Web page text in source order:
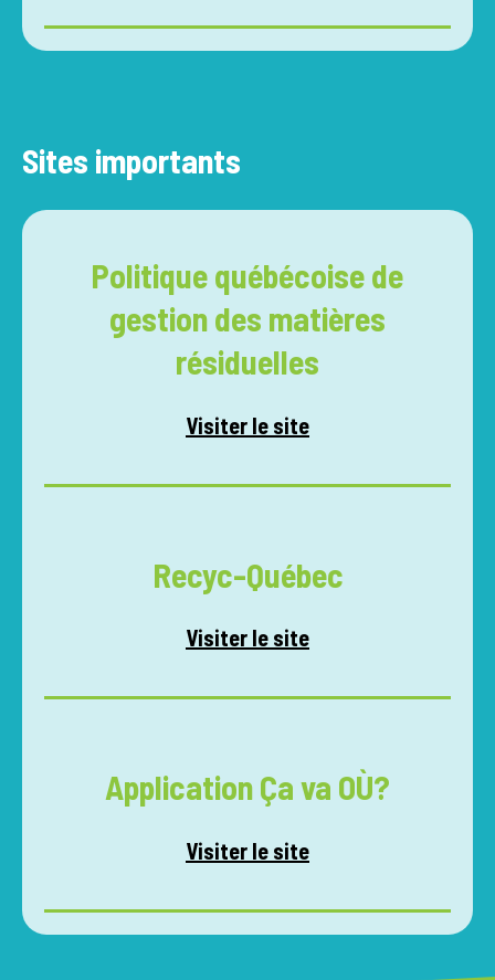
Sites importants
Politique québécoise de
gestion des matières
résiduelles
Visiter le site
Recyc-Québec
Visiter le site
Application Ça va OÙ?
Visiter le site